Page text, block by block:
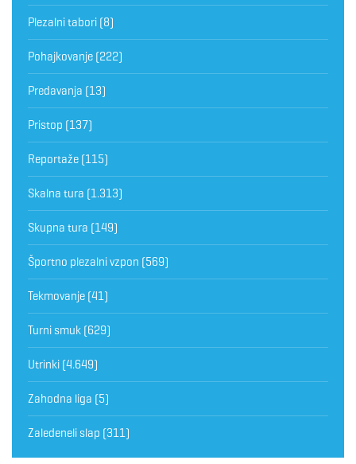
Plezalni tabori (8)
Pohajkovanje (222)
Predavanja (13)
Pristop (137)
Reportaže (115)
Skalna tura (1.313)
Skupna tura (149)
Športno plezalni vzpon (569)
Tekmovanje (41)
Turni smuk (629)
Utrinki (4.649)
Zahodna liga (5)
Zaledeneli slap (311)